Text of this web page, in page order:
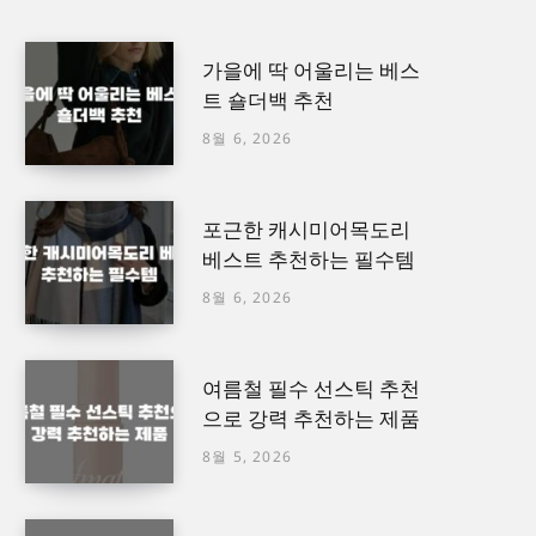
가을에 딱 어울리는 베스
트 숄더백 추천
8월 6, 2026
포근한 캐시미어목도리
베스트 추천하는 필수템
8월 6, 2026
여름철 필수 선스틱 추천
으로 강력 추천하는 제품
8월 5, 2026